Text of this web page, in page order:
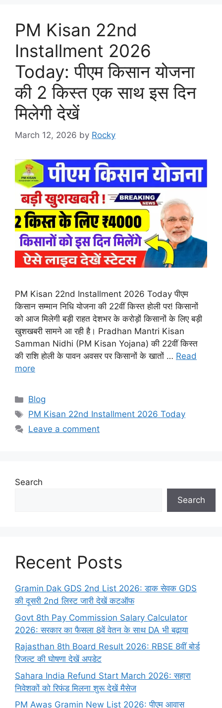
PM Kisan 22nd
Installment 2026
Today: पीएम किसान योजना
की 2 किस्त एक साथ इस दिन
मिलेगी देखें
March 12, 2026 by Rocky
PM Kisan 22nd Installment 2026 Today पीएम
किसान सम्मान निधि योजना की 22वीं किस्त होली पर! किसानों
को आज मिलेगी बड़ी राहत देशभर के करोड़ों किसानों के लिए बड़ी
खुशखबरी सामने आ रही है। Pradhan Mantri Kisan
Samman Nidhi (PM Kisan Yojana) की 22वीं किस्त
की राशि होली के पावन अवसर पर किसानों के खातों … Read
more
Categories
Blog
Tags
PM Kisan 22nd Installment 2026 Today
Leave a comment
Search
Search
Recent Posts
Gramin Dak GDS 2nd List 2026: डाक सेवक GDS
की दूसरी 2nd लिस्ट जारी देखें कटऑफ
Govt 8th Pay Commission Salary Calculator
2026: सरकार का फैसला 8वें वेतन के साथ DA भी बढ़ाया
Rajasthan 8th Board Result 2026: RBSE 8वीं बोर्ड
रिजल्ट की घोषणा देखें अपडेट
Sahara India Refund Start March 2026: सहारा
निवेशकों को रिफंड मिलना शुरू देखें मैसेज
PM Awas Gramin New List 2026: पीएम आवास